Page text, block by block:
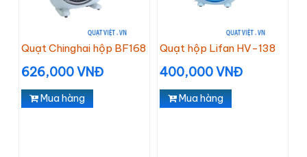
Quạt Chinghai hộp BF168
626,000 VNĐ
Mua hàng
Quạt hộp Lifan HV-138
400,000 VNĐ
Mua hàng